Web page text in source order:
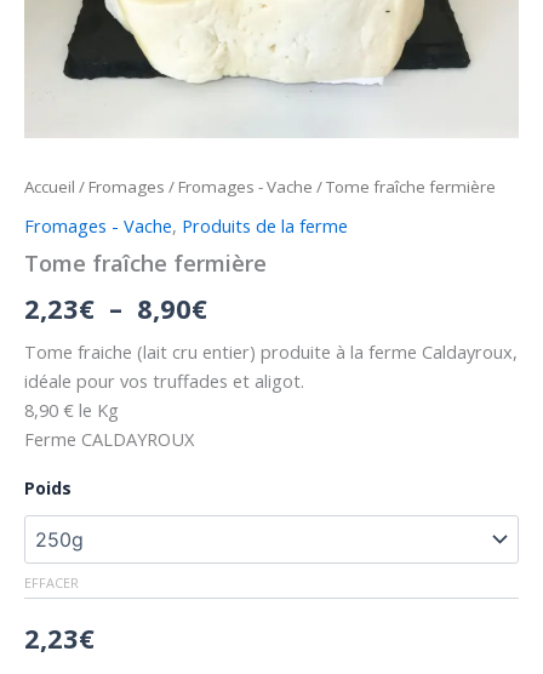
Accueil / Fromages / Fromages - Vache / Tome fraîche fermière
Fromages - Vache, Produits de la ferme
Tome fraîche fermière
2,23€ – 8,90€
Tome fraiche (lait cru entier) produite à la ferme Caldayroux,
idéale pour vos truffades et aligot.
8,90 € le Kg
Ferme CALDAYROUX
Poids
EFFACER
2,23€